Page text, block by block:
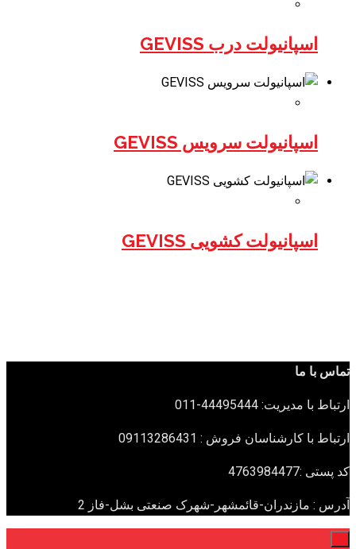
اسپانیولت درب GEVISS
اسپانیولت سرویس GEVISS
اسپانیولت کشویی GEVISS
تماس با ما
ارتباط با مدیریت: 44495444-011
ارتباط با کارشناسان فروش : 09113286431
کد پستی :4763984477
آدرس : مازندران-قائمشهر-شهرک صنعتی بشل-فاز 2